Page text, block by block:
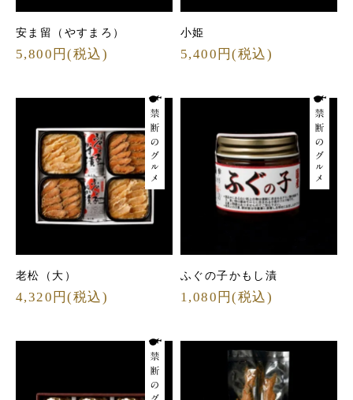
安ま留（やすまろ）
5,800円(税込)
小姫
5,400円(税込)
老松（大）
4,320円(税込)
ふぐの子かもし漬
1,080円(税込)